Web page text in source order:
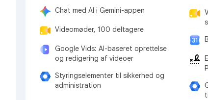
Chat med AI i Gemini-appen
Videomøder, 100 deltagere
Google Vids: AI-baseret oprettelse
og redigering af videoer
Styringselementer til sikkerhed og
administration